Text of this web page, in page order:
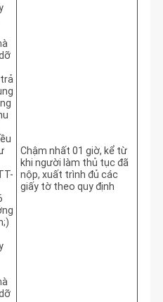
Chậm nhất 01 giờ, kể từ
khi người làm thủ tục đã
nộp, xuất trình đủ các
giấy tờ theo quy định